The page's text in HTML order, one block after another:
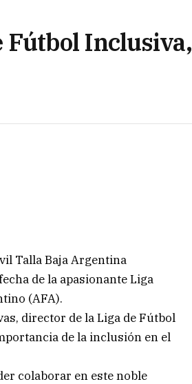
Fútbol Inclusiva,
Talla Baja Argentina
de la apasionante Liga
(AFA).
director de la Liga de Fútbol
de la inclusión en el
colaborar en este noble